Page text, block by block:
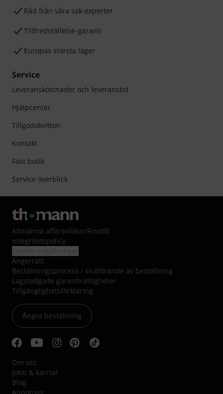
Råd från våra sak-experter
Tillfredställelse-garanti
Europas största lager
Service
Leveranskostnader och leveranstid
Hjälpcenter
Tillgodokvitton
Kontakt
Fast butik
Service överblick
Allmänna affärsvillkor/Finstilt
Integritetspolicy
Ångerrätt
Beställningsprocess / slutförande av beställning
Lagstadgade garantirättigheter
Tillgänglighetsförklaring
Ångra beställning
Om oss
Jobb & karriär
Blog